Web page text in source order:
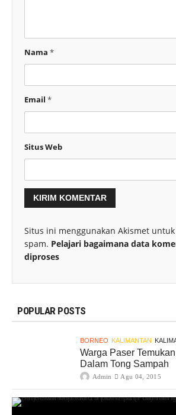
Nama *
Email *
Situs Web
Situs ini menggunakan Akismet
spam. Pelajari bagaimana data
diproses
POPULAR POSTS
BORNEO KALIMANTAN
Warga Paser
Dalam Tong Sampah
Admin Agu 04, 2015